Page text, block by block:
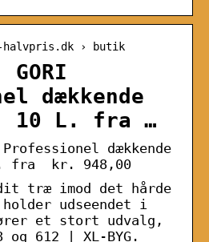
halvpris.dk › butik
GORI
dækkende
10 L. fra …
Professionel dækkende
fra kr. 948,00
træ imod det hårde
udseendet i
et stort udvalg,
og 612 | XL-BYG.